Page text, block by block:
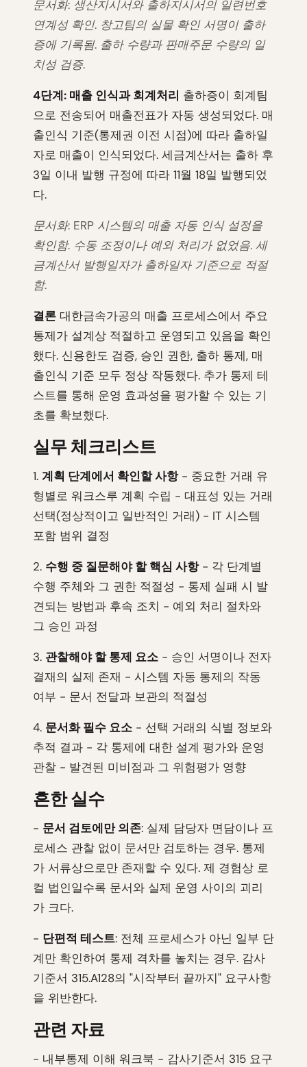
문서화: 생산지시서와 출하지시서의 일련번호
연계성 확인. 창고팀의 실물 확인 서명이 출하
증에 기록됨. 출하 수량과 판매주문 수량의 일
치성 검증.
4단계: 매출 인식과 회계처리 출하증이 회계팀
으로 전송되어 매출전표가 자동 생성되었다. 매
출인식 기준(통제권 이전 시점)에 따라 출하일
자로 매출이 인식되었다. 세금계산서는 출하 후
3일 이내 발행 규정에 따라 11월 18일 발행되었
다.
문서화: ERP 시스템의 매출 자동 인식 설정을
확인함. 수동 조정이나 예외 처리가 없었음. 세
금계산서 발행일자가 출하일자 기준으로 적절
함.
결론 대한금속가공의 매출 프로세스에서 주요
통제가 설계상 적절하고 운영되고 있음을 확인
했다. 신용한도 검증, 승인 권한, 출하 통제, 매
출인식 기준 모두 정상 작동했다. 추가 통제 테
스트를 통해 운영 효과성을 평가할 수 있는 기
초를 확보했다.
실무 체크리스트
1. 계획 단계에서 확인할 사항- 중요한 거래 유
형별로 워크스루 계획 수립 - 대표성 있는 거래
선택(정상적이고 일반적인 거래) - IT 시스템
포함 범위 결정
2. 수행 중 질문해야 할 핵심 사항- 각 단계별
수행 주체와 그 권한 적절성 - 통제 실패 시 발
견되는 방법과 후속 조치 - 예외 처리 절차와
그 승인 과정
3. 관찰해야 할 통제 요소 - 승인 서명이나 전자
결재의 실제 존재 - 시스템 자동 통제의 작동
여부 - 문서 전달과 보관의 적절성
4. 문서화 필수 요소 - 선택 거래의 식별 정보와
추적 결과 - 각 통제에 대한 설계 평가와 운영
관찰 - 발견된 미비점과 그 위험평가 영향
흔한 실수
- 문서 검토에만 의존: 실제 담당자 면담이나 프
로세스 관찰 없이 문서만 검토하는 경우. 통제
가 서류상으로만 존재할 수 있다. 제 경험상 로
컬 법인일수록 문서와 실제 운영 사이의 괴리
가 크다.
- 단편적 테스트: 전체 프로세스가 아닌 일부 단
계만 확인하여 통제 격차를 놓치는 경우. 감사
기준서 315.A128의 "시작부터 끝까지" 요구사항
을 위반한다.
관련 자료
- 내부통제 이해 워크북 - 감사기준서 315 요구